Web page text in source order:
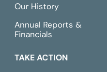
Our History
Annual Reports &
Financials
TAKE ACTION